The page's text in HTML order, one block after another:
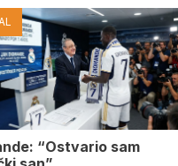
“Ostvario sam